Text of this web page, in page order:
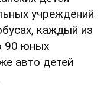
учреждений
каждый из
90 юных
авто детей